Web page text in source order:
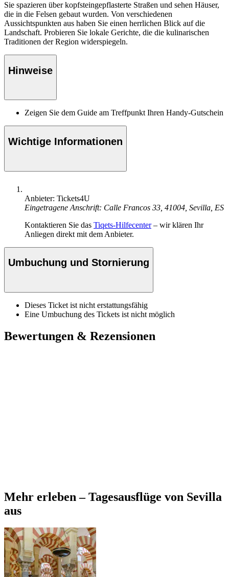
Sie spazieren über kopfsteingepflasterte Straßen und sehen Häuser,
die in die Felsen gebaut wurden. Von verschiedenen
Aussichtspunkten aus haben Sie einen herrlichen Blick auf die
Landschaft. Probieren Sie lokale Gerichte, die die kulinarischen
Traditionen der Region widerspiegeln.
Hinweise
Zeigen Sie dem Guide am Treffpunkt Ihren Handy-Gutschein
Wichtige Informationen
Anbieter: Tickets4U
Eingetragene Anschrift: Calle Francos 33, 41004, Sevilla, ES
Kontaktieren Sie das Tiqets-Hilfecenter– wir klären Ihr
Anliegen direkt mit dem Anbieter.
Umbuchung und Stornierung
Dieses Ticket ist nicht erstattungsfähig
Eine Umbuchung des Tickets ist nicht möglich
Bewertungen & Rezensionen
Mehr erleben – Tagesausflüge von Sevilla
aus